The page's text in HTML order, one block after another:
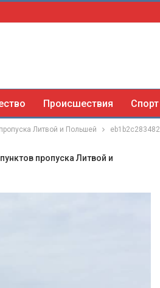
Происшествия Спорт
Литвой и Польшей
пропуска Литвой и